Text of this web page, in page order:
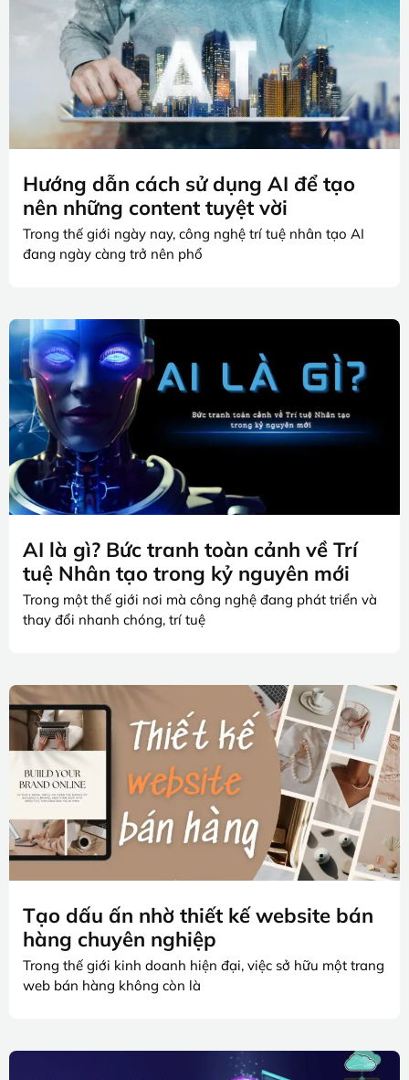
Hướng dẫn cách sử dụng AI để tạo
nên những content tuyệt vời
Trong thế giới ngày nay, công nghệ trí tuệ nhân tạo AI
đang ngày càng trở nên phổ
AI là gì? Bức tranh toàn cảnh về Trí
tuệ Nhân tạo trong kỷ nguyên mới
Trong một thế giới nơi mà công nghệ đang phát triển và
thay đổi nhanh chóng, trí tuệ
Tạo dấu ấn nhờ thiết kế website bán
hàng chuyên nghiệp
Trong thế giới kinh doanh hiện đại, việc sở hữu một trang
web bán hàng không còn là